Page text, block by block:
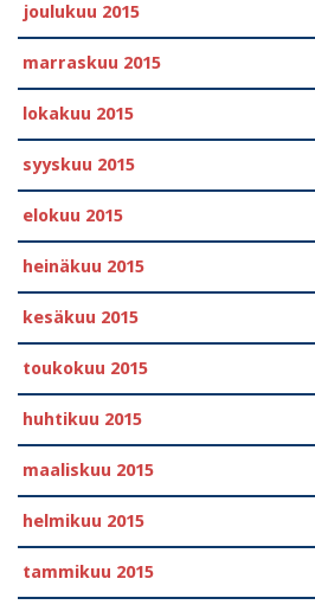
joulukuu 2015
marraskuu 2015
lokakuu 2015
syyskuu 2015
elokuu 2015
heinäkuu 2015
kesäkuu 2015
toukokuu 2015
huhtikuu 2015
maaliskuu 2015
helmikuu 2015
tammikuu 2015